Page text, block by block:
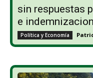
sin respuestas
e
Política y Economía